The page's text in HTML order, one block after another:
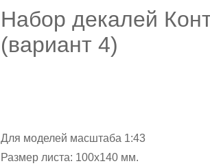
Набор декалей
(вариант 4)
Для моделей масштаба 1:43
Размер листа: 100х140 мм.